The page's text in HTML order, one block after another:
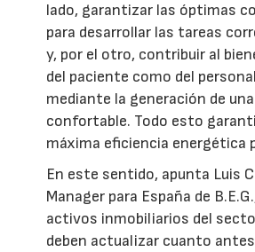
lado, garantizar las óptimas
para desarrollar las tareas
y, por el otro, contribuir al
del paciente como del
mediante la generación de
confortable. Todo esto
máxima eficiencia energética
En este sentido, apunta Luis
Manager para España de
activos inmobiliarios del
deben actualizar cuanto